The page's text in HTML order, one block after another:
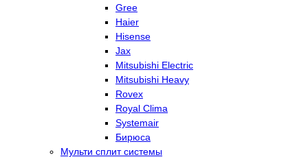
Gree
Haier
Hisense
Jax
Mitsubishi Electric
Mitsubishi Heavy
Rovex
Royal Clima
Systemair
Бирюса
Мульти сплит системы